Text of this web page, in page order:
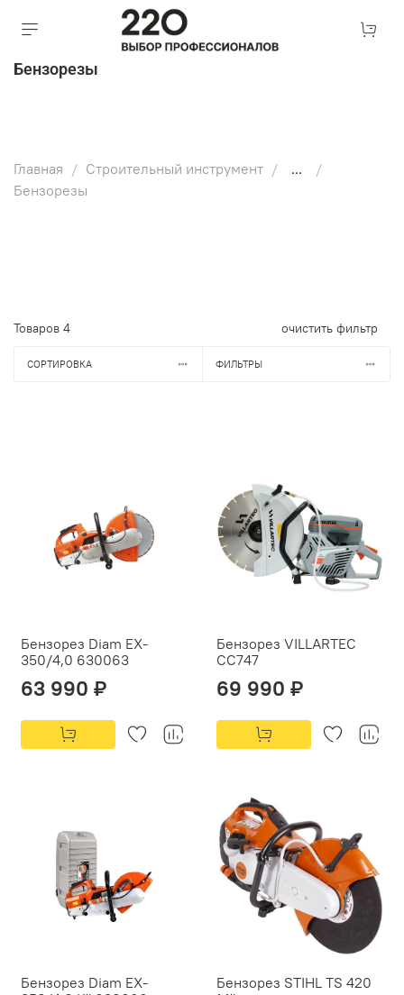
Бензорезы
Главная Строительный инструмент
...
Бензорезы
Товаров 4 очистить фильтр
СОРТИРОВКА ФИЛЬТРЫ
Бензорез Diam EX-
350/4,0 630063
63 990 ₽
Бензорез VILLARTEC
СС747
69 990 ₽
Бензорез Diam EX-
Бензорез STIHL TS 420